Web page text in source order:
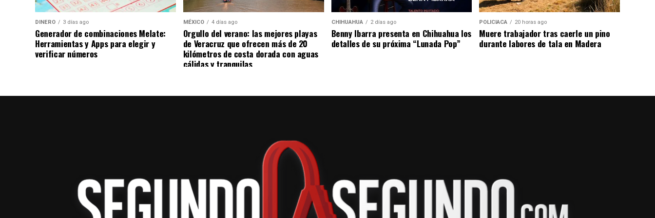
Por su parte, el Benfica y Prestianni negaron que se hayan producido insultos racistas. El caso
ha generado reacciones en distintos sectores del entorno futbolístico, mientras se espera el
resultado de las investigaciones correspondientes.
DINERO 3 días ago
Generador de combinaciones Melate:
Herramientas y Apps para elegir y
verificar números
MÉXICO 4 días ago
Orgullo del verano: las mejores playas
de Veracruz que ofrecen más de 20
kilómetros de costa dorada con aguas
cálidas y tranquilas
CHIHUAHUA 2 días ago
Benny Ibarra presenta en Chihuahua los
detalles de su próxima “Lunada Pop”
POLICIACA 20 horas ago
Muere trabajador tras caerle un pino
durante labores de tala en Madera